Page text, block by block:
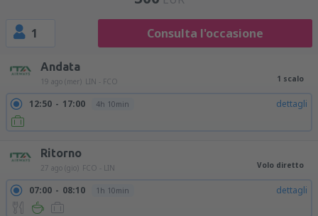
1 Consulta l'occasione
Andata
19 ago (mer) LIN - FCO 1 scalo
12:50 17:00 4h 10min dettagli
Ritorno
27 ago (gio) FCO - LIN Volo diretto
07:00 08:10 1h 10min dettagli